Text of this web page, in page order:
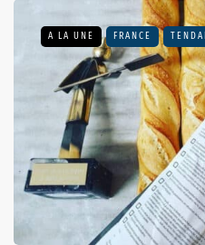
A LA UNE FRANCE